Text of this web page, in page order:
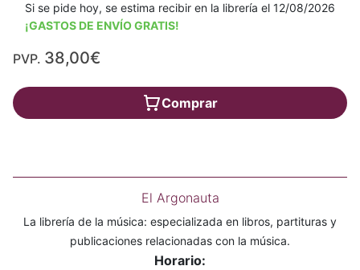
Si se pide hoy, se estima recibir en la librería el 12/08/2026
¡GASTOS DE ENVÍO GRATIS!
PVP. 38,00€
Comprar
El Argonauta
La librería de la música: especializada en libros, partituras y
publicaciones relacionadas con la música.
Horario: